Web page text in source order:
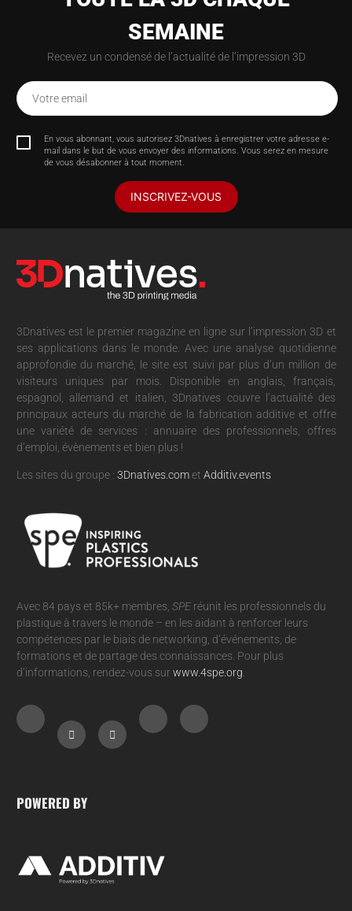
SEMAINE
Recevez un condensé de l’actualité de l’impression 3D
Votre email
En vous abonnant, vous autorisez 3Dnatives à enregistrer votre adresse e-
mail dans le but de vous envoyer des informations. Vous serez en mesure
de vous désabonner à tout moment.
INSCRIVEZ-VOUS
3Dnatives est le premier magazine en ligne sur l’impression 3D et
ses applications dans le monde. Avec une analyse quotidienne
approfondie du marché, le site est suivi par plus d’un million de
visiteurs uniques par mois. Disponible en anglais, français,
espagnol, allemand et italien, 3Dnatives couvre l’actualité des
principaux acteurs du marché de la fabrication additive et offre
une variété de services : annuaire des professionnels, offres
d’emploi, évènements et bien plus !
Les sites du groupe : 3Dnatives.comet Additiv.events
Avec 84 pays et 85k+ membres, SPEréunit les professionnels du
plastique à travers le monde – en les aidant à renforcer leurs
compétences par le biais de networking, d’événements, de
formations et de partage des connaissances. Pour plus
d’informations, rendez-vous surwww.4spe.org
POWERED BY